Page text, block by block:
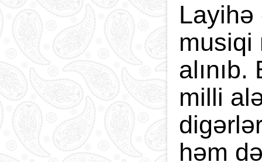
Layihə
musiqi
milli
həm